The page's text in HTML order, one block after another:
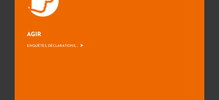
AGIR
ENQUÊTES, DÉCLARATIONS, ... >